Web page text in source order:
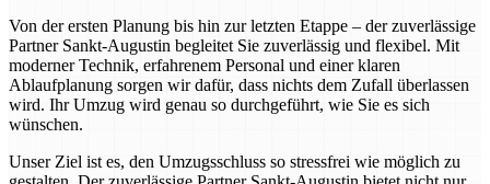
Von der ersten Planung bis hin zur letzten Etappe – der zuverlässige
Partner Sankt-Augustin begleitet Sie zuverlässig und flexibel. Mit
moderner Technik, erfahrenem Personal und einer klaren
Ablaufplanung sorgen wir dafür, dass nichts dem Zufall überlassen
wird. Ihr Umzug wird genau so durchgeführt, wie Sie es sich
wünschen.
Unser Ziel ist es, den Umzugsschluss so stressfrei wie möglich zu